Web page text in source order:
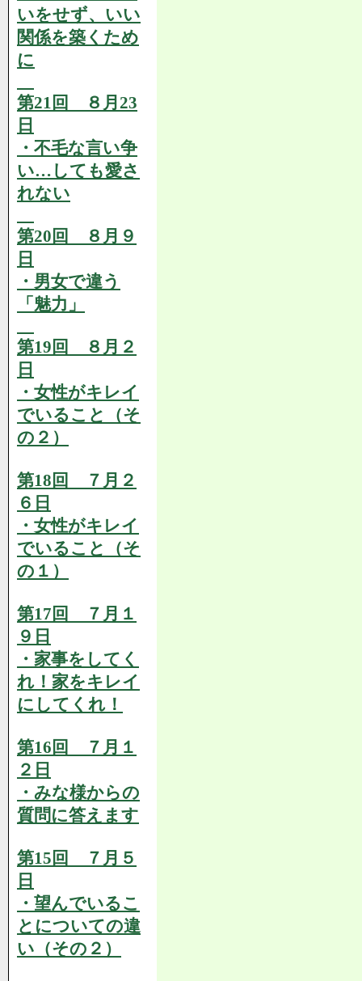
いをせず、いい
関係を築くため
に
第21回 ８月23
日
・不毛な言い争
い…しても愛さ
れない
第20回 ８月９
日
・男女で違う
「魅力」
第19回 ８月２
日
・女性がキレイ
でいること（そ
の２）
第18回 ７月２
６日
・女性がキレイ
でいること（そ
の１）
第17回 ７月１
９日
・家事をしてく
れ！家をキレイ
にしてくれ！
第16回 ７月１
２日
・みな様からの
質問に答えます
第15回 ７月５
日
・望んでいるこ
とについての違
い（その２）